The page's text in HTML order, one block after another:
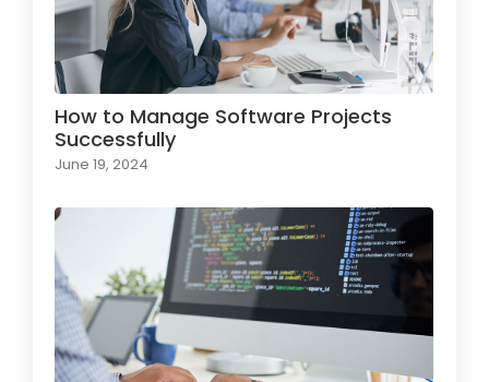
How to Manage Software Projects
Successfully
June 19, 2024